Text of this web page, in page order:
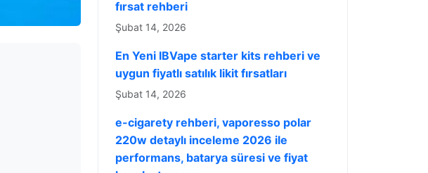
fırsat rehberi
Şubat 14, 2026
En Yeni IBVape starter kits rehberi ve
uygun fiyatlı satılık likit fırsatları
Şubat 14, 2026
e-cigarety rehberi, vaporesso polar
220w detaylı inceleme 2026 ile
performans, batarya süresi ve fiyat